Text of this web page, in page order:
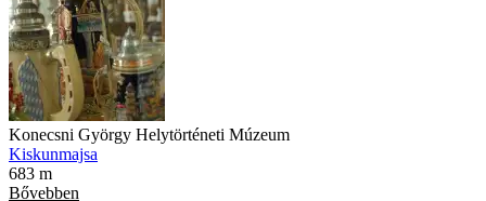
Konecsni György Helytörténeti Múzeum
Kiskunmajsa
683 m
Bővebben